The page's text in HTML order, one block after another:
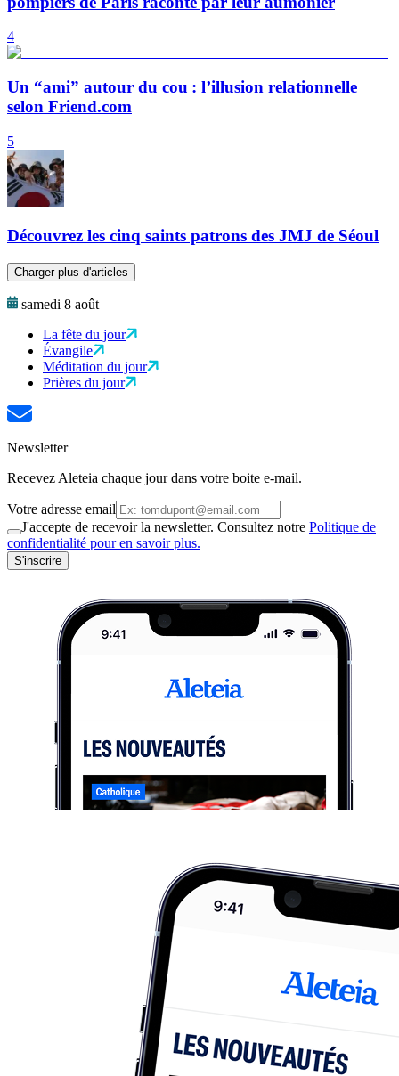
4
Un “ami” autour du cou : l’illusion relationnelle
selon Friend.com
5
Découvrez les cinq saints patrons des JMJ de Séoul
Charger plus d'articles
samedi 8 août
La fête du jour
Évangile
Méditation du jour
Prières du jour
Newsletter
Recevez Aleteia chaque jour dans votre boite e-mail.
Votre adresse email
J'accepte de recevoir la newsletter. Consultez notre Politique de
confidentialité pour en savoir plus.
S'inscrire